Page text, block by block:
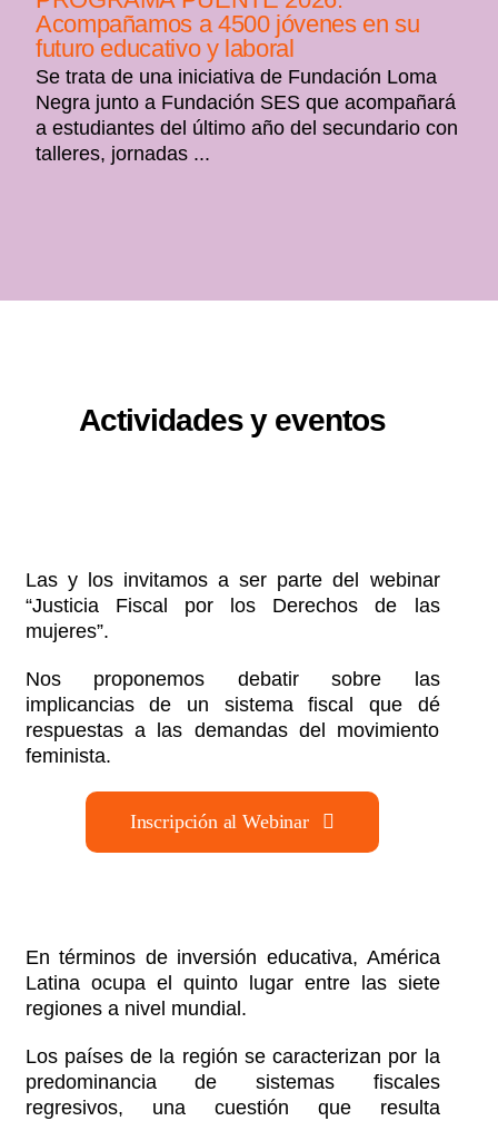
Acompañamos a 4500 jóvenes en su
futuro educativo y laboral
Se trata de una iniciativa de Fundación Loma
Negra junto a Fundación SES que acompañará
a estudiantes del último año del secundario con
talleres, jornadas ...
Actividades y eventos
Las y los invitamos a ser parte del webinar
“Justicia Fiscal por los Derechos de las
mujeres”.
Nos proponemos debatir sobre las
implicancias de un sistema fiscal que dé
respuestas a las demandas del movimiento
feminista.
Inscripción al Webinar
En términos de inversión educativa, América
Latina ocupa el quinto lugar entre las siete
regiones a nivel mundial.
Los países de la región se caracterizan por la
predominancia de sistemas fiscales
regresivos, una cuestión que resulta